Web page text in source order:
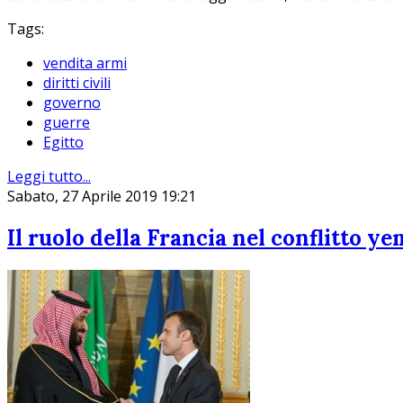
Tags:
vendita armi
diritti civili
governo
guerre
Egitto
Leggi tutto...
Sabato, 27 Aprile 2019 19:21
Il ruolo della Francia nel conflitto